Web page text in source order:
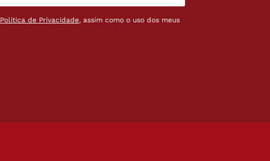
Política de Privacidade, assim como o uso dos meus